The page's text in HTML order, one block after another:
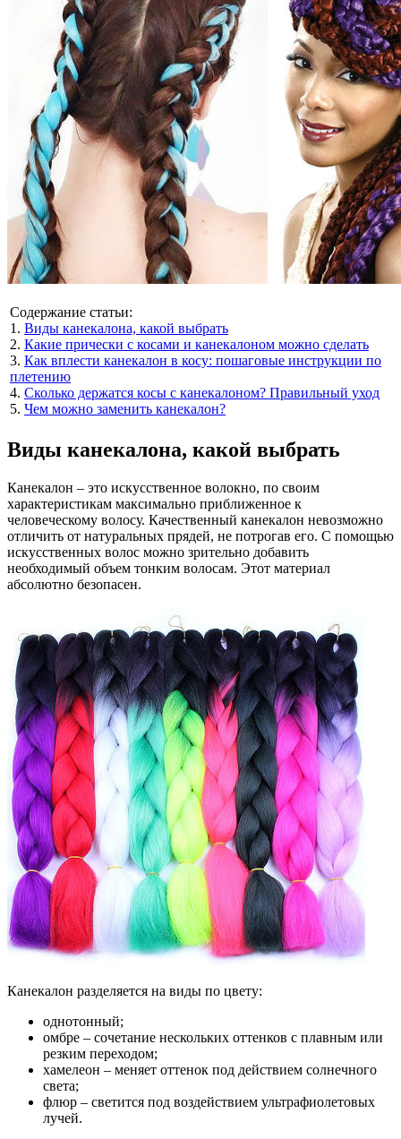
Содержание статьи:
1. Виды канекалона, какой выбрать
2. Какие прически с косами и канекалоном можно сделать
3. Как вплести канекалон в косу: пошаговые инструкции по
плетению
4. Сколько держатся косы с канекалоном? Правильный уход
5. Чем можно заменить канекалон?
Виды канекалона, какой выбрать
Канекалон – это искусственное волокно, по своим
характеристикам максимально приближенное к
человеческому волосу. Качественный канекалон невозможно
отличить от натуральных прядей, не потрогав его. С помощью
искусственных волос можно зрительно добавить
необходимый объем тонким волосам. Этот материал
абсолютно безопасен.
Канекалон разделяется на виды по цвету:
однотонный;
омбре – сочетание нескольких оттенков с плавным или
резким переходом;
хамелеон – меняет оттенок под действием солнечного
света;
флюр – светится под воздействием ультрафиолетовых
лучей.